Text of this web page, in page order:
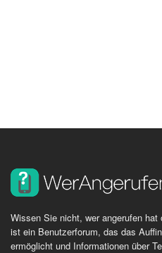
Wissen Sie nicht, wer angerufen
ist ein Benutzerforum, das das
ermöglicht und Informationen über